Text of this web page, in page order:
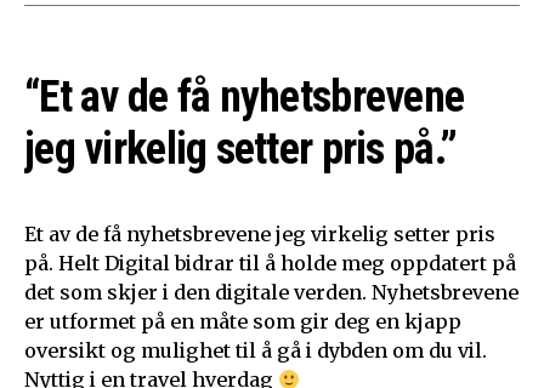
“Et av de få nyhetsbrevene
jeg virkelig setter pris på.”
Et av de få nyhetsbrevene jeg virkelig setter pris
på. Helt Digital bidrar til å holde meg oppdatert på
det som skjer i den digitale verden. Nyhetsbrevene
er utformet på en måte som gir deg en kjapp
oversikt og mulighet til å gå i dybden om du vil.
Nyttig i en travel hverdag